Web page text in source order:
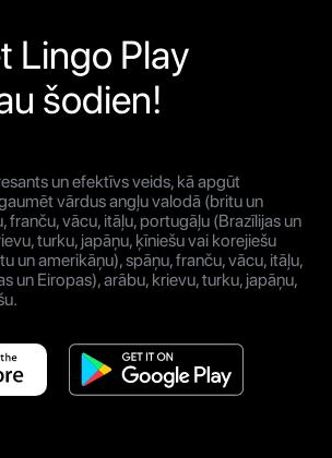
Lingo Play
šodien!
un efektīvs veids, kā apgūt
vārdus angļu valodā (britu un
franču, vācu, itāļu, portugāļu (Brazīlijas un
turku, japāņu, ķīniešu vai korejiešu
un amerikāņu), spāņu, franču, vācu, itāļu,
un Eiropas), arābu, krievu, turku, japāņu,